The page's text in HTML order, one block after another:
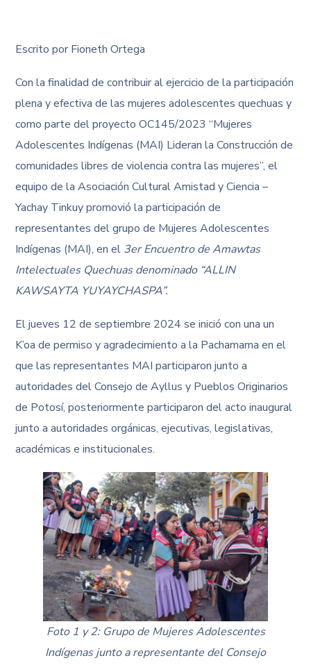
Escrito por Fioneth Ortega
Con la finalidad de contribuir al ejercicio de la participación
plena y efectiva de las mujeres adolescentes quechuas y
como parte del proyecto OC145/2023 “Mujeres
Adolescentes Indígenas (MAI) Lideran la Construcción de
comunidades libres de violencia contra las mujeres”, el
equipo de la Asociación Cultural Amistad y Ciencia –
Yachay Tinkuy promovió la participación de
representantes del grupo de Mujeres Adolescentes
Indígenas (MAI), en el 3er Encuentro de Amawtas
Intelectuales Quechuas denominado “ALLIN
KAWSAYTA YUYAYCHASPA”.
El jueves 12 de septiembre 2024 se inició con una un
K’oa de permiso y agradecimiento a la Pachamama en el
que las representantes MAI participaron junto a
autoridades del Consejo de Ayllus y Pueblos Originarios
de Potosí, posteriormente participaron del acto inaugural
junto a autoridades orgánicas, ejecutivas, legislativas,
académicas e institucionales.
Foto 1 y 2: Grupo de Mujeres Adolescentes
Indígenas junto a representante del Consejo